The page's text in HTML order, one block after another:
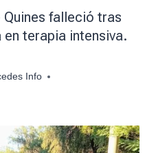
falleció tras
terapia intensiva.
Info